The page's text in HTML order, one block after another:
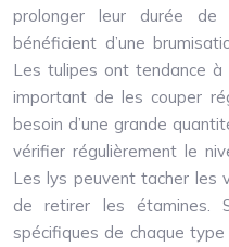
prolonger leur durée
bénéficient d’une
Les tulipes ont tendance à
important de les couper
besoin d’une grande
vérifier régulièrement le
Les lys peuvent tacher les
de retirer les étamines.
spécifiques de chaque